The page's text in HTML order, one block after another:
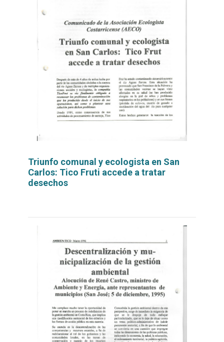
Triunfo comunal y ecologista en San
Carlos: Tico Fruti accede a tratar
desechos